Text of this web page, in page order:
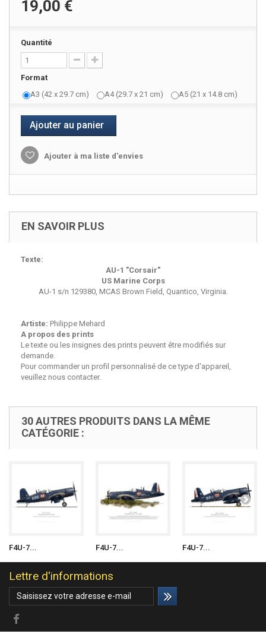
19,00 €
Quantité
Format
A3 (42 x 29.7 cm)
A4 (29.7 x 21 cm) A5 (21 x 14.8 cm)
Ajouter au panier
Ajouter à ma liste d'envies
EN SAVOIR PLUS
Texte:
AU-1 "Corsair"
US Marine Corps
AU-1 s/n 129380, MCAS Brown Field, Quantico, Virginia.
Artiste: Philippe Mehard
A propos des prints
Le texte ou les insignes des prints peuvent être modifiés sur
demande.
Pour commander un profil personnalisé de ce type d'appareil,
veuillez nous contacter.
30 AUTRES PRODUITS DANS LA MÊME
CATÉGORIE :
F4U-7... F4U-7... F4U-7...
Lettre d'informations